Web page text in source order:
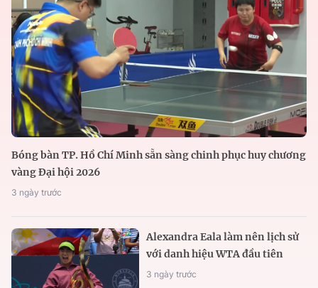
Bóng bàn TP. Hồ Chí Minh sẵn sàng chinh phục huy chương
vàng Đại hội 2026
3 ngày trước
Alexandra Eala làm nên lịch sử
với danh hiệu WTA đầu tiên
3 ngày trước